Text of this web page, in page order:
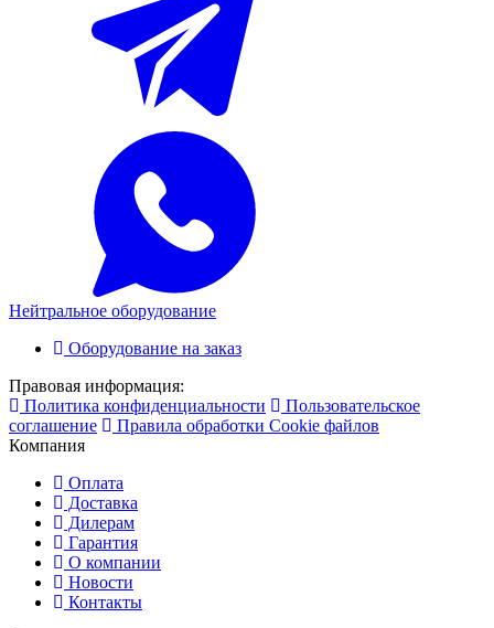
Нейтральное оборудование
Оборудование на заказ
Правовая информация:
Политика конфиденциальности
Пользовательское
соглашение
Правила обработки Cookie файлов
Компания
Оплата
Доставка
Дилерам
Гарантия
О компании
Новости
Контакты